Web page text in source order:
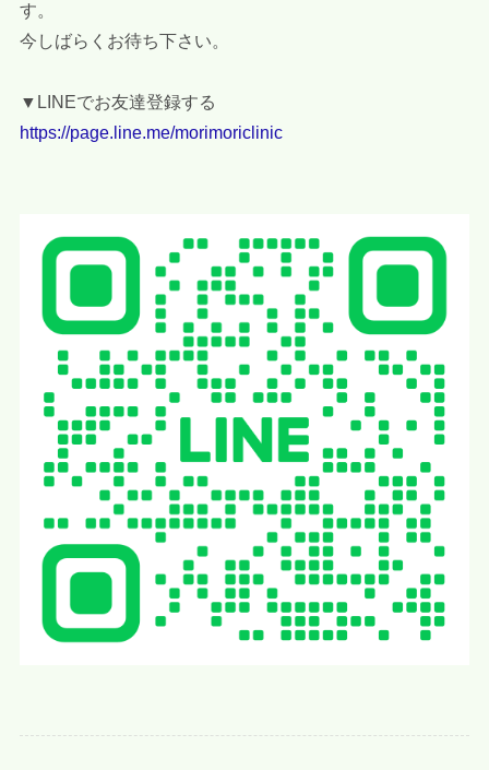
す。
今しばらくお待ち下さい。
▼LINEでお友達登録する
https://page.line.me/morimoriclinic